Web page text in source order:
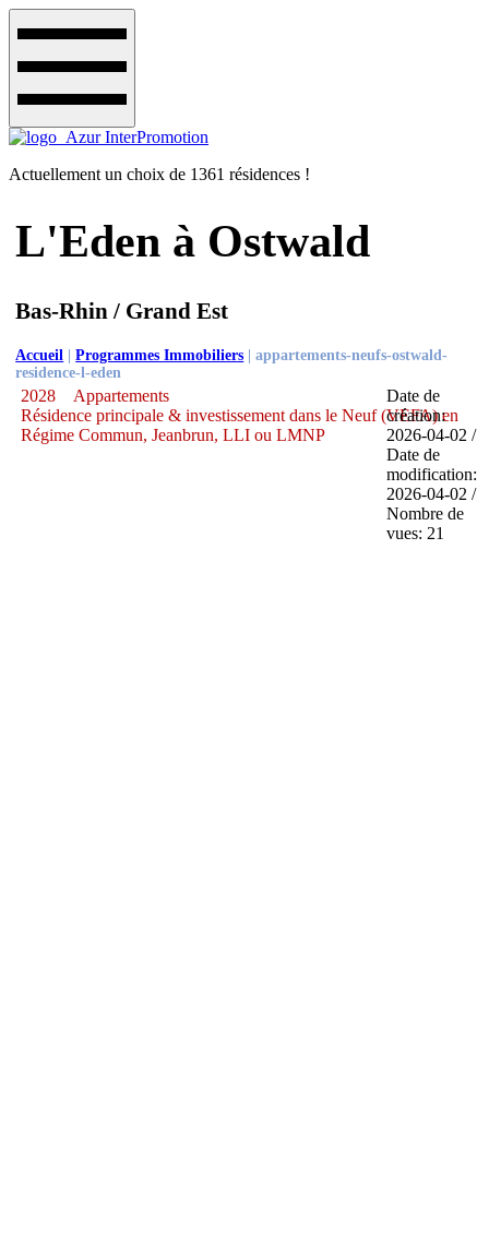
Actuellement un choix de 1361 résidences !
L'Eden à Ostwald
Bas-Rhin / Grand Est
Accueil |Programmes Immobiliers |appartements-neufs-ostwald-
residence-l-eden
2028
Appartements
Résidence principale & investissement dans le Neuf (VEFA) en
Régime Commun, Jeanbrun, LLI ou LMNP
Date de
création:
2026-04-02 /
Date de
modification:
2026-04-02 /
Nombre de
vues: 21